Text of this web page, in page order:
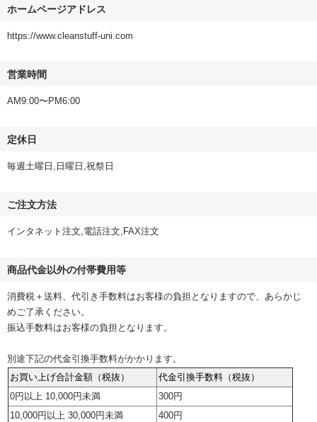
ホームページアドレス
https://www.cleanstuff-uni.com
営業時間
AM9:00〜PM6:00
定休日
毎週土曜日,日曜日,祝祭日
ご注文方法
インタネット注文,電話注文,FAX注文
商品代金以外の付帯費用等
消費税＋送料、代引き手数料はお客様の負担となりますので、あらかじ
めご了承ください。
振込手数料はお客様の負担となります。
別途下記の代金引換手数料がかかります。
お買い上げ合計金額（税抜）
代金引換手数料（税抜）
0円以上 10,000円未満
300円
10,000円以上 30,000円未満
400円